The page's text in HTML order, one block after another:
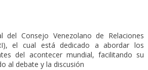
Consejo Venezolano de Relaciones
el cual está dedicado a abordar los
del acontecer mundial, facilitando su
al debate y la discusión